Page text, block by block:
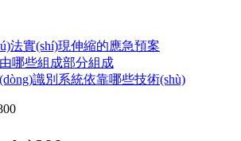
法實(shí)現伸縮的應急預案
哪些組成部分組成
識別系統依靠哪些技術(shù)